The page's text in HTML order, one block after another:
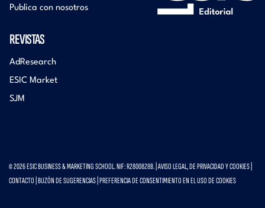
Publica con nosotros
REVISTAS
AdResearch
ESIC Market
SJM
© 2026 ESIC BUSINESS & MARKETING SCHOOL. NIF: R2800828B. | AVISO LEGAL, DE PRIVACIDAD Y COOKIES
CONTACTO BUZÓN DE SUGERENCIAS PREFERENCIA DE CONSENTIMIENTO EN EL USO DE COOKIES